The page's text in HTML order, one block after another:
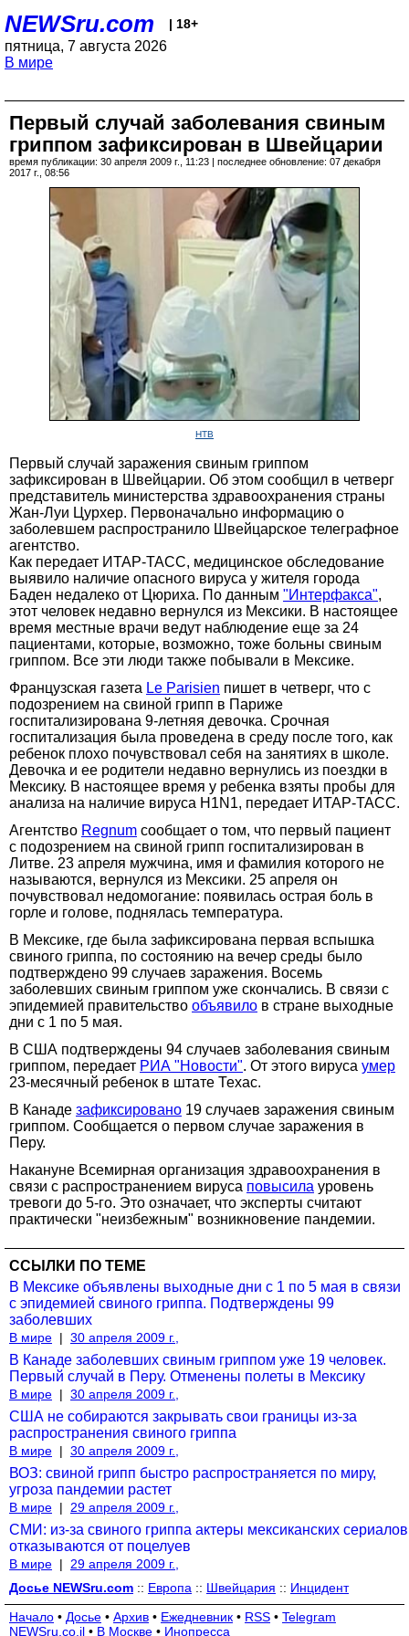
NEWSru.com | 18+
пятница, 7 августа 2026
В мире
Первый случай заболевания свиным
гриппом зафиксирован в Швейцарии
время публикации: 30 апреля 2009 г., 11:23 | последнее обновление: 07 декабря
2017 г., 08:56
НТВ
Первый случай заражения свиным гриппом
зафиксирован в Швейцарии. Об этом сообщил в четверг
представитель министерства здравоохранения страны
Жан-Луи Цурхер. Первоначально информацию о
заболевшем распространило Швейцарское телеграфное
агентство.
Как передает ИТАР-ТАСС, медицинское обследование
выявило наличие опасного вируса у жителя города
Баден недалеко от Цюриха. По данным "Интерфакса",
этот человек недавно вернулся из Мексики. В настоящее
время местные врачи ведут наблюдение еще за 24
пациентами, которые, возможно, тоже больны свиным
гриппом. Все эти люди также побывали в Мексике.
Французская газета Le Parisien пишет в четверг, что с
подозрением на свиной грипп в Париже
госпитализирована 9-летняя девочка. Срочная
госпитализация была проведена в среду после того, как
ребенок плохо почувствовал себя на занятиях в школе.
Девочка и ее родители недавно вернулись из поездки в
Мексику. В настоящее время у ребенка взяты пробы для
анализа на наличие вируса H1N1, передает ИТАР-ТАСС.
Агентство Regnum сообщает о том, что первый пациент
с подозрением на свиной грипп госпитализирован в
Литве. 23 апреля мужчина, имя и фамилия которого не
называются, вернулся из Мексики. 25 апреля он
почувствовал недомогание: появилась острая боль в
горле и голове, поднялась температура.
В Мексике, где была зафиксирована первая вспышка
свиного гриппа, по состоянию на вечер среды было
подтверждено 99 случаев заражения. Восемь
заболевших свиным гриппом уже скончались. В связи с
эпидемией правительство объявило в стране выходные
дни с 1 по 5 мая.
В США подтверждены 94 случаев заболевания свиным
гриппом, передает РИА "Новости". От этого вируса умер
23-месячный ребенок в штате Техас.
В Канаде зафиксировано 19 случаев заражения свиным
гриппом. Сообщается о первом случае заражения в
Перу.
Накануне Всемирная организация здравоохранения в
связи с распространением вируса повысила уровень
тревоги до 5-го. Это означает, что эксперты считают
практически "неизбежным" возникновение пандемии.
ССЫЛКИ ПО ТЕМЕ
В Мексике объявлены выходные дни с 1 по 5 мая в связи
с эпидемией свиного гриппа. Подтверждены 99
заболевших
В мире | 30 апреля 2009 г.,
В Канаде заболевших свиным гриппом уже 19 человек.
Первый случай в Перу. Отменены полеты в Мексику
В мире | 30 апреля 2009 г.,
США не собираются закрывать свои границы из-за
распространения свиного гриппа
В мире | 30 апреля 2009 г.,
ВОЗ: свиной грипп быстро распространяется по миру,
угроза пандемии растет
В мире | 29 апреля 2009 г.,
СМИ: из-за свиного гриппа актеры мексиканских сериалов
отказываются от поцелуев
В мире |
29 апреля 2009 г.,
Досье NEWSru.com :: Европа :: Швейцария :: Инцидент
Начало • Досье • Архив • Ежедневник • RSS • Telegram
NEWSru.co.il • В Москве • Инопресса